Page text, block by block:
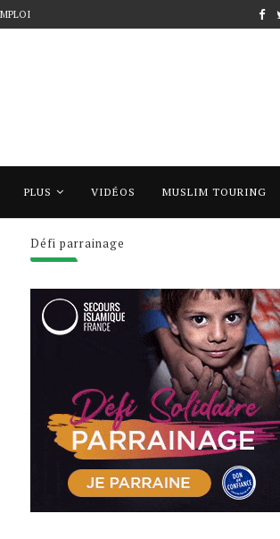
PLUS VIDÉOS MUSLIM TOURING
Défi parrainage